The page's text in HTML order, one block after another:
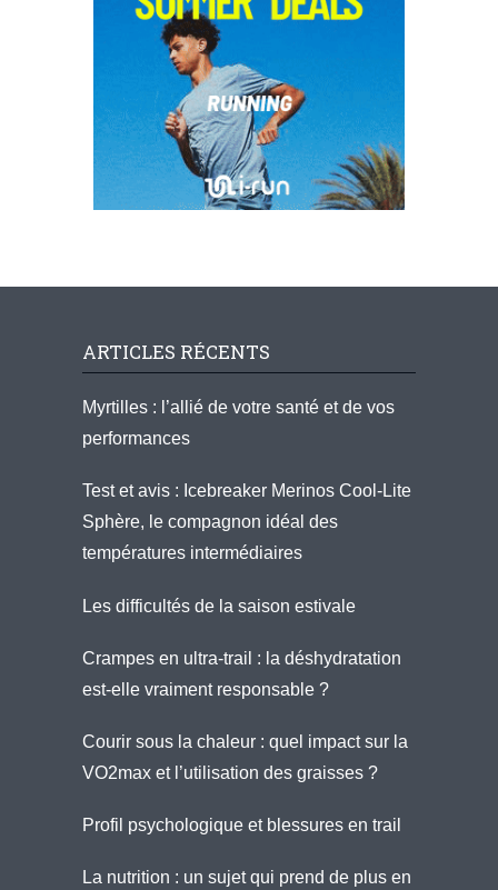
ARTICLES RÉCENTS
Myrtilles : l’allié de votre santé et de vos
performances
Test et avis : Icebreaker Merinos Cool-Lite
Sphère, le compagnon idéal des
températures intermédiaires
Les difficultés de la saison estivale
Crampes en ultra-trail : la déshydratation
est-elle vraiment responsable ?
Courir sous la chaleur : quel impact sur la
VO2max et l’utilisation des graisses ?
Profil psychologique et blessures en trail
La nutrition : un sujet qui prend de plus en